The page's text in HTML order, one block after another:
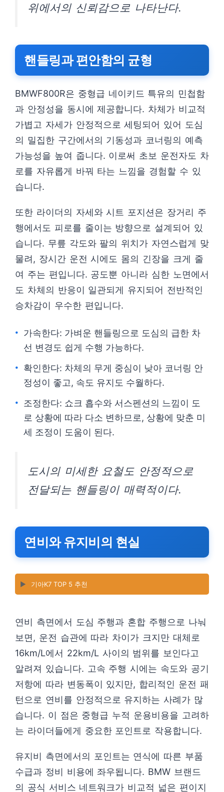
위에서의 신뢰감으로 나타난다.
핸들링과 편안함의 균형
BMWF800R은 중형급 네이키드 특유의 민첩함
과 안정성을 동시에 제공합니다. 차체가 비교적
가볍고 자세가 안정적으로 세팅되어 있어 도심
의 밀집한 구간에서의 기동성과 코너링의 예측
가능성을 높여 줍니다. 이로써 초보 운전자도 차
로를 자유롭게 바꿔 타는 느낌을 경험할 수 있
습니다.
또한 라이더의 자세와 시트 포지션은 장거리 주
행에서도 피로를 줄이는 방향으로 설계되어 있
습니다. 무릎 각도와 팔의 위치가 자연스럽게 맞
물려, 장시간 운전 시에도 몸의 긴장을 크게 줄
여 주는 편입니다. 공도뿐 아니라 심한 노면에서
도 차체의 반응이 일관되게 유지되어 전반적인
승차감이 우수한 편입니다.
가속한다: 가벼운 핸들링으로 도심의 급한 차
선 변경도 쉽게 수행 가능하다.
확인한다: 차체의 무게 중심이 낮아 코너링 안
정성이 좋고, 속도 유지도 수월하다.
조정한다: 쇼크 흡수와 서스펜션의 느낌이 도
로 상황에 따라 다소 변하므로, 상황에 맞춘 미
세 조정이 도움이 된다.
도시의 미세한 요철도 안정적으로
전달되는 핸들링이 매력적이다.
연비와 유지비의 현실
▶️ 기아K7 TOP 5 추천
연비 측면에서 도심 주행과 혼합 주행으로 나눠
보면, 운전 습관에 따라 차이가 크지만 대체로
16km/L에서 22km/L 사이의 범위를 보인다고
알려져 있습니다. 고속 주행 시에는 속도와 공기
저항에 따라 변동폭이 있지만, 합리적인 운전 패
턴으로 연비를 안정적으로 유지하는 사례가 많
습니다. 이 점은 중형급 누적 운용비용을 고려하
는 라이더들에게 중요한 포인트로 작용합니다.
유지비 측면에서의 포인트는 연식에 따른 부품
수급과 정비 비용에 좌우됩니다. BMW 브랜드
의 공식 서비스 네트워크가 비교적 넓은 편이지